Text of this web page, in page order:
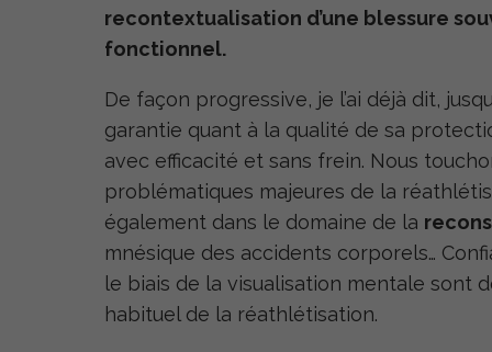
recontextualisation d’une blessure
fonctionnel.
De façon progressive, je l’ai déjà dit,
garantie quant à la qualité de sa
avec efficacité et sans frein. Nous
problématiques majeures de la
également dans le domaine de la
mnésique des accidents corporels…
le biais de la visualisation mentale sont
habituel de la réathlétisation.